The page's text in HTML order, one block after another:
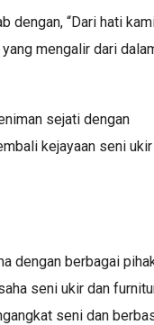
dengan, “Dari hati
mengalir dari
sejati dengan
kejayaan seni ukir
dengan berbagai
seni ukir dan
seni dan